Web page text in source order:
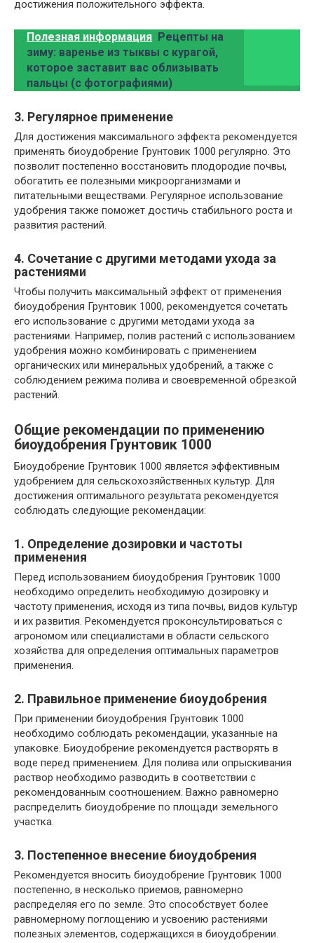
достижения положительного эффекта.
Полезная информация Рецепты на
зиму: варенье из тыквы с курагой,
которое заставит вас облизывать
пальцы (с фотографиями)
3. Регулярное применение
Для достижения максимального эффекта рекомендуется
применять биоудобрение Грунтовик 1000 регулярно. Это
позволит постепенно восстановить плодородие почвы,
обогатить ее полезными микроорганизмами и
питательными веществами. Регулярное использование
удобрения также поможет достичь стабильного роста и
развития растений.
4. Сочетание с другими методами ухода за
растениями
Чтобы получить максимальный эффект от применения
биоудобрения Грунтовик 1000, рекомендуется сочетать
его использование с другими методами ухода за
растениями. Например, полив растений с использованием
удобрения можно комбинировать с применением
органических или минеральных удобрений, а также с
соблюдением режима полива и своевременной обрезкой
растений.
Общие рекомендации по применению
биоудобрения Грунтовик 1000
Биоудобрение Грунтовик 1000 является эффективным
удобрением для сельскохозяйственных культур. Для
достижения оптимального результата рекомендуется
соблюдать следующие рекомендации:
1. Определение дозировки и частоты
применения
Перед использованием биоудобрения Грунтовик 1000
необходимо определить необходимую дозировку и
частоту применения, исходя из типа почвы, видов культур
и их развития. Рекомендуется проконсультироваться с
агрономом или специалистами в области сельского
хозяйства для определения оптимальных параметров
применения.
2. Правильное применение биоудобрения
При применении биоудобрения Грунтовик 1000
необходимо соблюдать рекомендации, указанные на
упаковке. Биоудобрение рекомендуется растворять в
воде перед применением. Для полива или опрыскивания
раствор необходимо разводить в соответствии с
рекомендованным соотношением. Важно равномерно
распределить биоудобрение по площади земельного
участка.
3. Постепенное внесение биоудобрения
Рекомендуется вносить биоудобрение Грунтовик 1000
постепенно, в несколько приемов, равномерно
распределяя его по земле. Это способствует более
равномерному поглощению и усвоению растениями
полезных элементов, содержащихся в биоудобрении.